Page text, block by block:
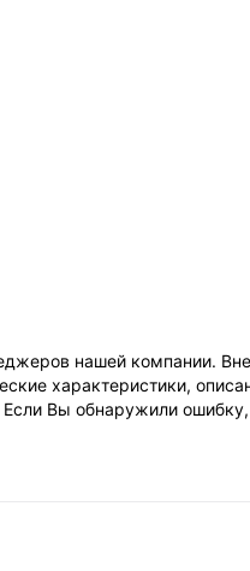
нашей компании.
характеристики,
Если Вы обнаружили